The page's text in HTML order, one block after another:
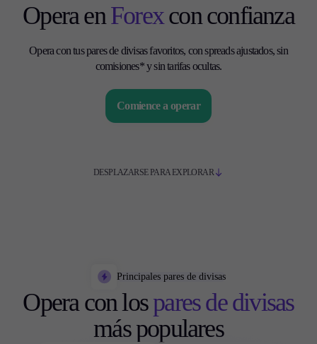
Opera en Forexcon confianza
Opera con tus pares de divisas favoritos, con spreads ajustados, sin
comisiones* y sin tarifas ocultas.
Comience a operar
DESPLAZARSE PARA EXPLORAR
Principales pares de divisas
Opera con lospares de divisas
más populares